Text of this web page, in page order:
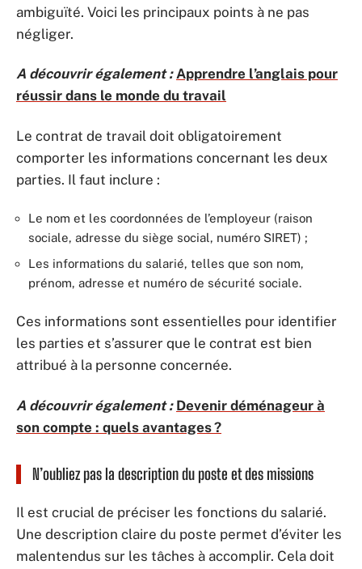
ambiguïté. Voici les principaux points à ne pas
négliger.
A découvrir également : Apprendre l’anglais pour
réussir dans le monde du travail
Le contrat de travail doit obligatoirement
comporter les informations concernant les deux
parties. Il faut inclure :
Le nom et les coordonnées de l’employeur (raison
sociale, adresse du siège social, numéro SIRET) ;
Les informations du salarié, telles que son nom,
prénom, adresse et numéro de sécurité sociale.
Ces informations sont essentielles pour identifier
les parties et s’assurer que le contrat est bien
attribué à la personne concernée.
A découvrir également : Devenir déménageur à
son compte : quels avantages ?
N’oubliez pas la description du poste et des missions
Il est crucial de préciser les fonctions du salarié.
Une description claire du poste permet d’éviter les
malentendus sur les tâches à accomplir. Cela doit